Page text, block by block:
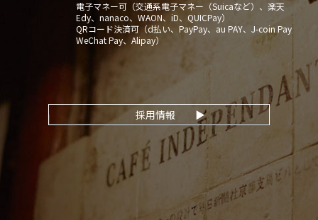
電子マネー可（交通系電子マネー（Suicaなど）、楽天
Edy、nanaco、WAON、iD、QUICPay）
QRコード決済可（d払い、PayPay、au PAY、J-coin Pay
WeChat Pay、Alipay）
採用情報 ▶